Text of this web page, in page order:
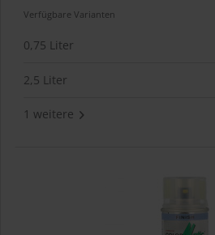
Verfügbare Varianten
0,75 Liter
2,5 Liter
1 weitere